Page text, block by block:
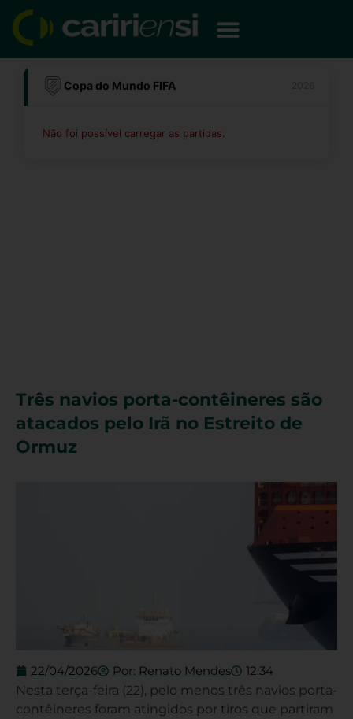
para
conteúdo
Copa do Mundo FIFA
Não foi possível carregar as partidas.
Três navios porta-contêineres são
atacados pelo Irã no Estreito de
Ormuz
22/04/2026 Por: Renato Mendes 12:34
Nesta terça-feira (22), pelo menos três navios porta-
contêineres foram atingidos por tiros que partiram